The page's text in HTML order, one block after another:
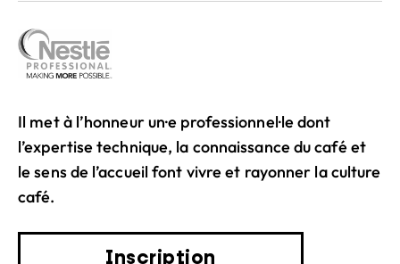
Il met à l’honneur un·e professionnel·le dont
l’expertise technique, la connaissance du café et
le sens de l’accueil font vivre et rayonner la culture
café.
Inscription